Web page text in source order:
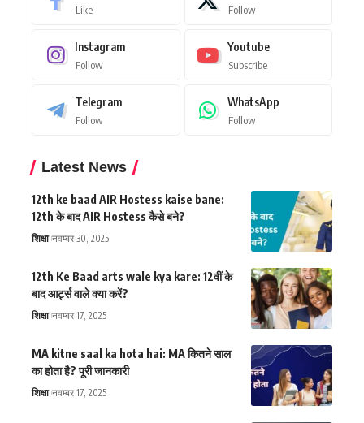
Like Follow
Instagram
Follow
Youtube
Subscribe
Telegram
Follow
WhatsApp
Follow
Latest News
12th ke baad AIR Hostess kaise bane:
12th के बाद AIR Hostess कैसे बने?
शिक्षा नवम्बर 30, 2025
12th Ke Baad arts wale kya kare: 12वीं के
बाद आर्ट्स वाले क्या करें?
शिक्षा नवम्बर 17, 2025
MA kitne saal ka hota hai: MA कितने साल
का होता है? पूरी जानकारी
शिक्षा नवम्बर 17, 2025